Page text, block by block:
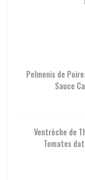
Pelmenis de
Sauce
Ventrèche de
Tomates